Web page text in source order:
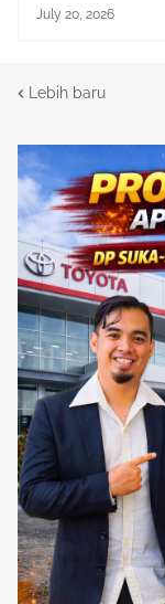
July 20, 2026
Lebih baru